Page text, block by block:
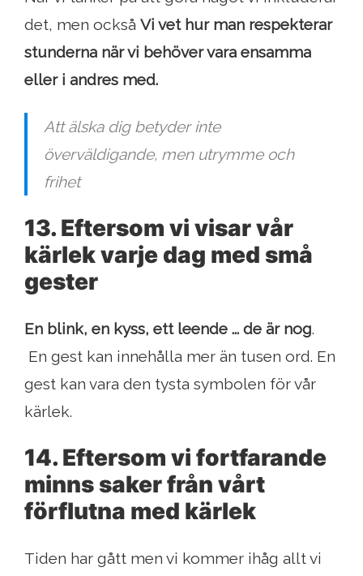
det, men också Vi vet hur man respekterar
stunderna när vi behöver vara ensamma
eller i andres med.
Att älska dig betyder inte
överväldigande, men utrymme och
frihet
13. Eftersom vi visar vår
kärlek varje dag med små
gester
En blink, en kyss, ett leende ... de är nog.
En gest kan innehålla mer än tusen ord. En
gest kan vara den tysta symbolen för vår
kärlek.
14. Eftersom vi fortfarande
minns saker från vårt
förflutna med kärlek
Tiden har gått men vi kommer ihåg allt vi